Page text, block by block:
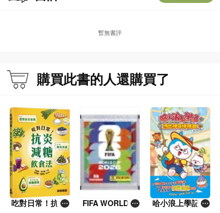
暫無書評
購買此書的人還購買了
吃對日常！抗炎
FIFA WORLD C
哈小浪上學記(1